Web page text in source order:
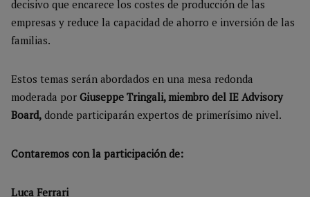
decisivo que encarece los costes de producción de las
empresas y reduce la capacidad de ahorro e inversión de las
familias.
Estos temas serán abordados en una mesa redonda
moderada por Giuseppe Tringali, miembro del IE Advisory
Board, donde participarán expertos de primerísimo nivel.
Contaremos con la participación de:
Luca Ferrari